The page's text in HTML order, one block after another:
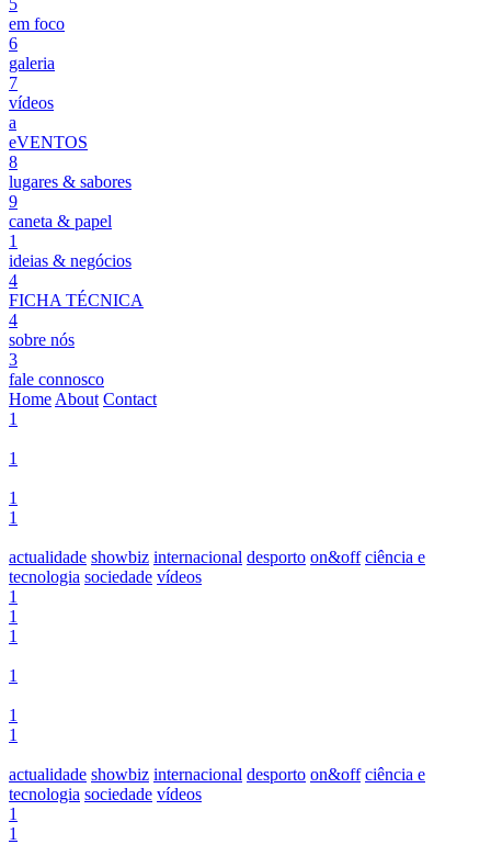
5
em foco
6
galeria
7
vídeos
a
eVENTOS
8
lugares & sabores
9
caneta & papel
1
ideias & negócios
4
FICHA TÉCNICA
4
sobre nós
3
fale connosco
Home About Contact
1
1
1
1
actualidade showbiz internacional desporto on&off ciência e
tecnologia sociedade vídeos
1
1
1
1
1
1
actualidade showbiz internacional desporto on&off ciência e
tecnologia sociedade vídeos
1
1